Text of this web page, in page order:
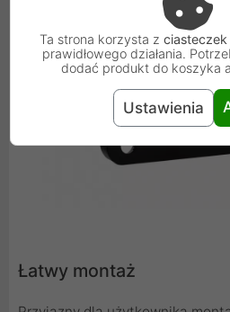
Łatwy montaż
Ta strona korzysta z ciasteczek
prawidłowego działania.
dodać produkt do koszyka
Ustawienia